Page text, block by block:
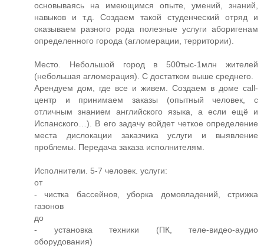
основываясь на имеющимся опыте, умений, знаний,
навыков и т.д. Создаем такой студенческий отряд и
оказываем разного рода полезные услуги аборигенам
определенного города (агломерации, территории).
Место. Небольшой город в 500тыс-1млн жителей
(небольшая агломерация). С достатком выше среднего.
Арендуем дом, где все и живем. Создаем в доме call-
центр и принимаем заказы (опытный человек, с
отличным знанием английского языка, а если ещё и
Испанского…). В его задачу войдет четкое определение
места дислокации заказчика услуги и выявление
проблемы. Передача заказа исполнителям.
Исполнители. 5-7 человек. услуги:
от
- чистка бассейнов, уборка домовладений, стрижка
газонов
до
- установка техники (ПК, теле-видео-аудио
оборудования)